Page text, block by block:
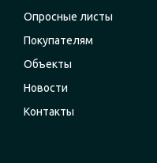
Опросные листы
Покупателям
Объекты
Новости
Контакты